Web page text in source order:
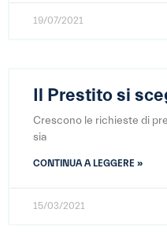
19/07/2021
Il Prestito si
Crescono le richieste di
sia
CONTINUA A LEGGERE »
15/03/2021